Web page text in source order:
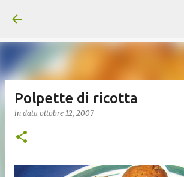
Polpette di ricotta
in data ottobre 12, 2007